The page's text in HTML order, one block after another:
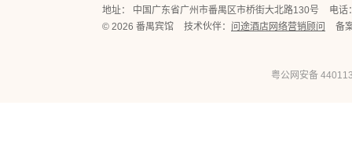
地址： 中国广东省广州市番禺区市桥街大北路130号
电话
© 2026 番禺宾馆
技术伙伴： 问途酒店网络营销顾问 备
粤公网安备